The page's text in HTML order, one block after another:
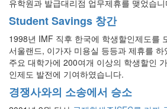
유학원과 발급대리점 업무제휴를 맺었습
Student Savings 창간
1998년 IMF 직후 한국에 학생할인제도를
서울랜드, 이가자 미용실 등등과 제휴를
주요 대학가에 200여개 이상의 학생할인
인제도 발전에 기여하였습니다.
경쟁사와의 소송에서 승소